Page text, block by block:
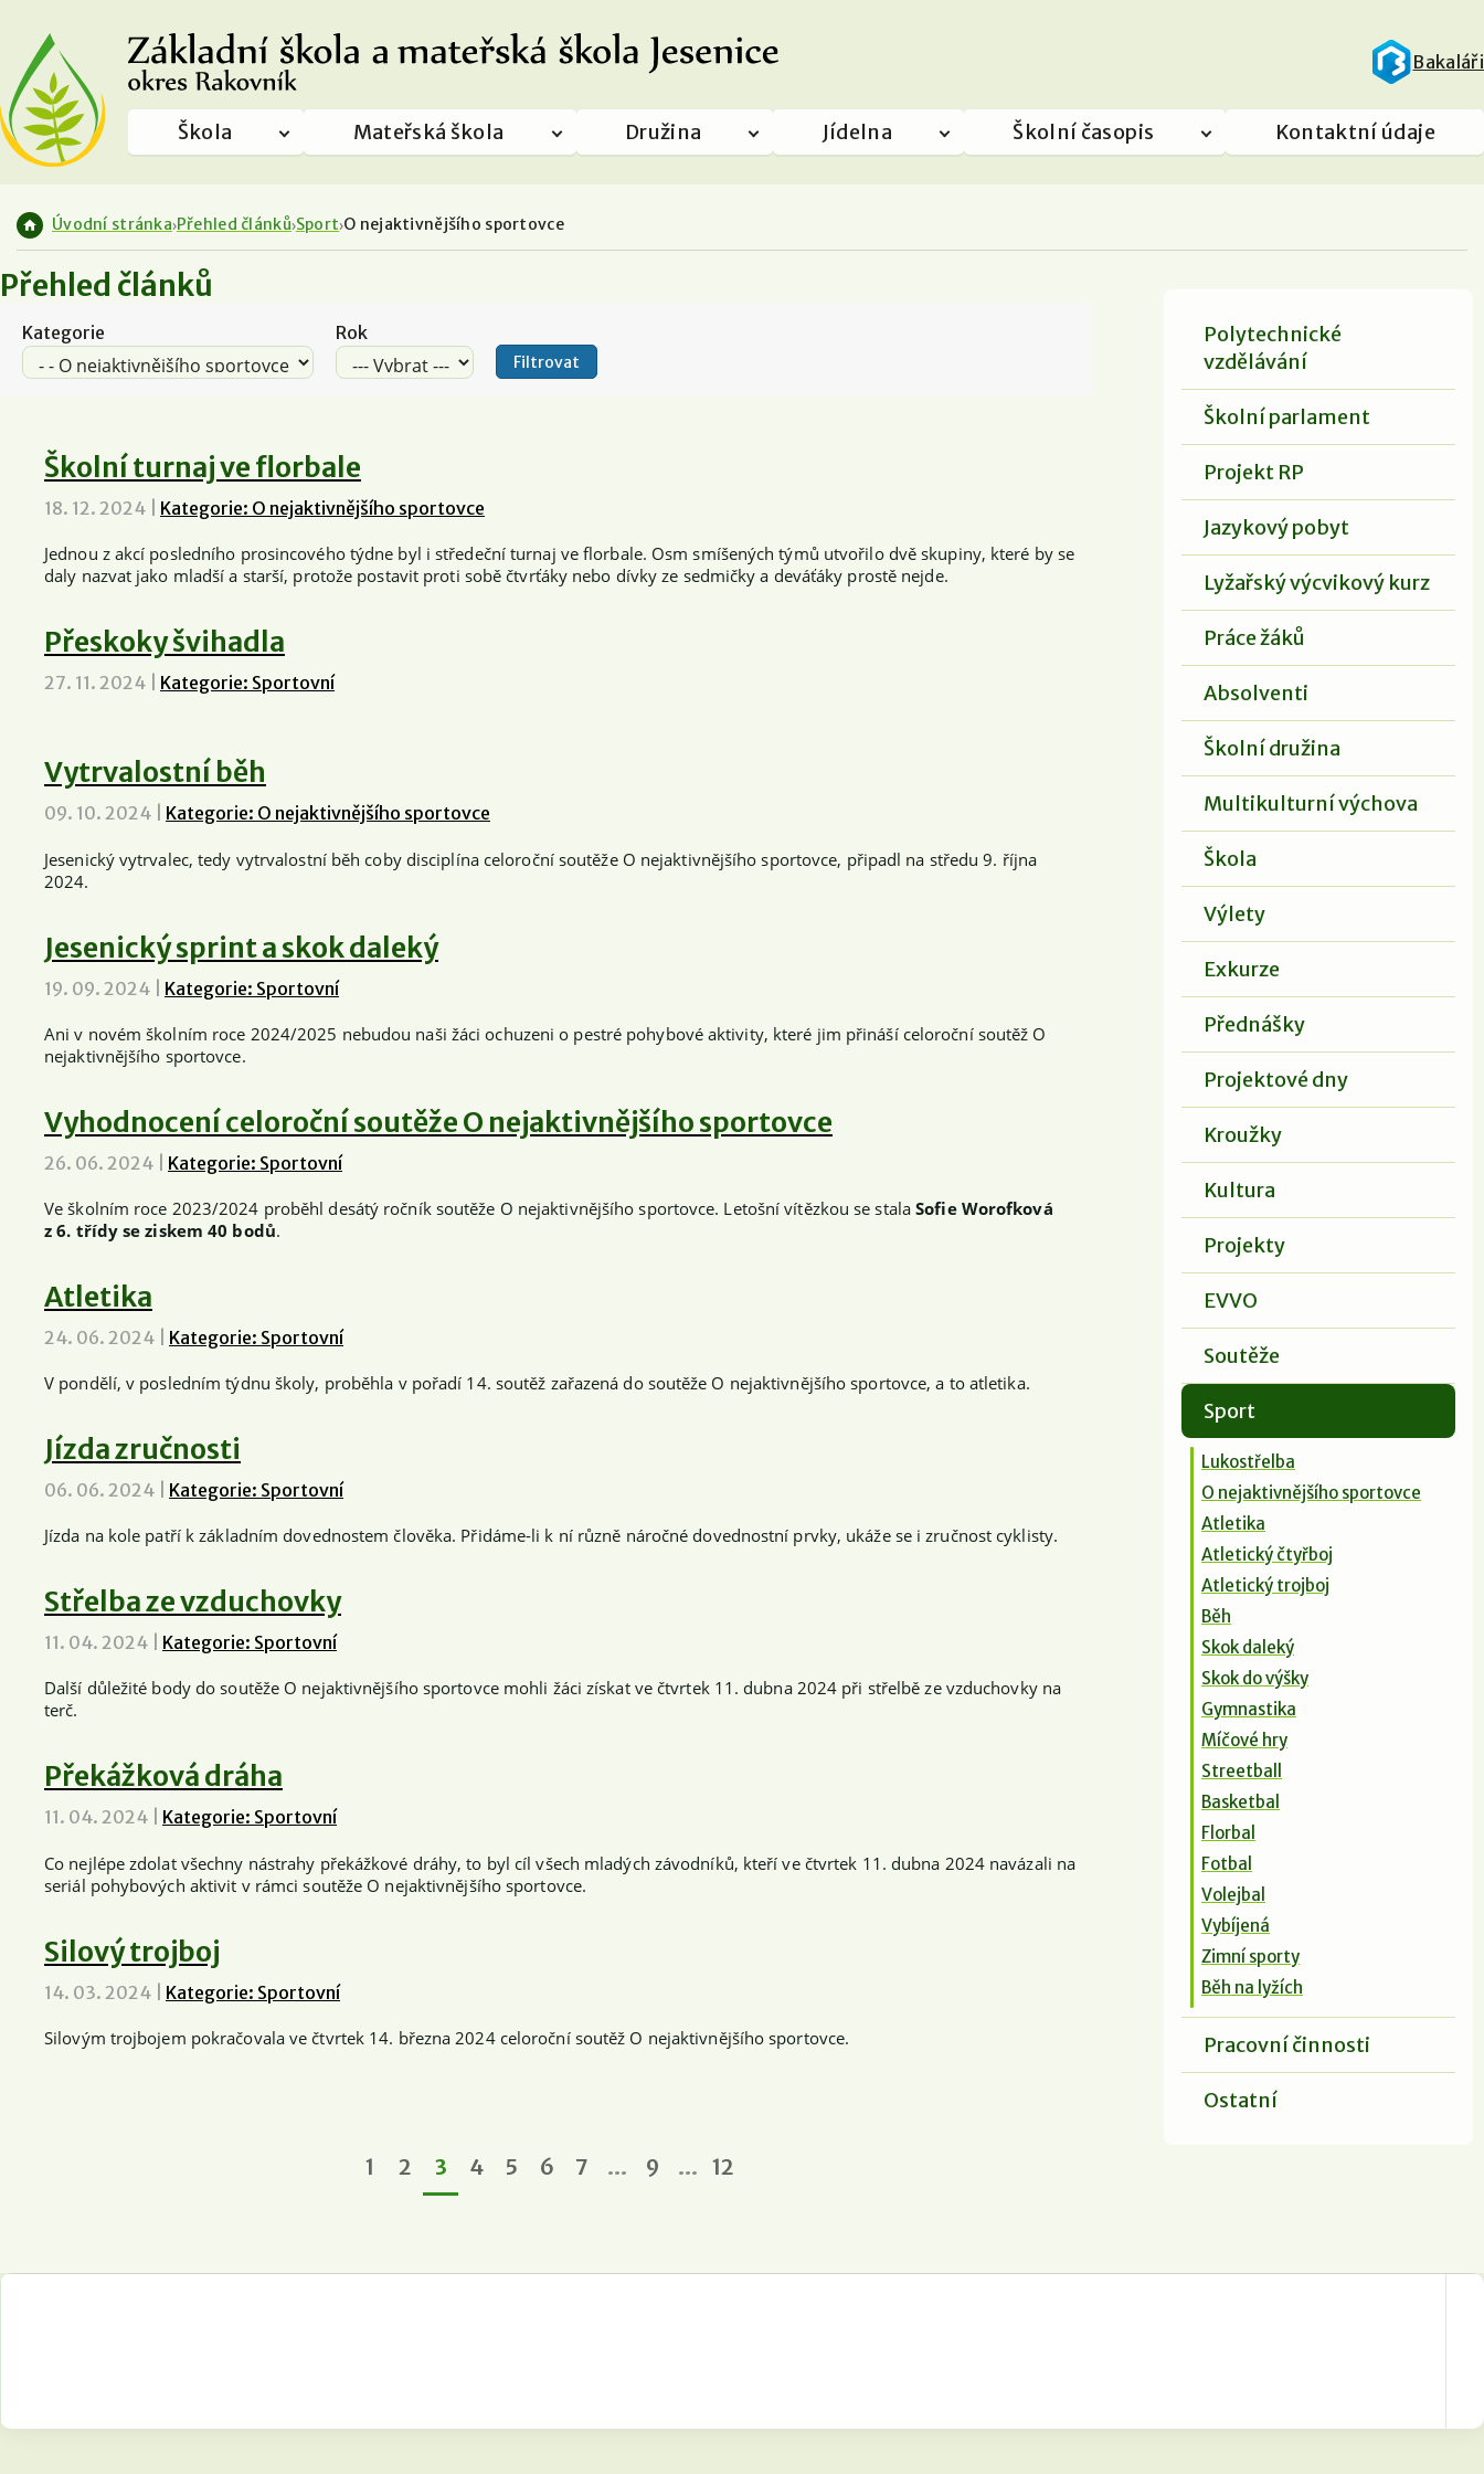
Bakaláři
Škola Mateřská škola Družina Jídelna Školní časopis Kontaktní údaje
Úvodní stránka Přehled článků Sport O nejaktivnějšího sportovce
Přehled článků
Kategorie Rok
Školní turnaj ve florbale
18. 12. 2024 Kategorie: O nejaktivnějšího sportovce
Jednou z akcí posledního prosincového týdne byl i středeční turnaj ve florbale. Osm smíšených týmů utvořilo dvě skupiny, které by se
daly nazvat jako mladší a starší, protože postavit proti sobě čtvrťáky nebo dívky ze sedmičky a deváťáky prostě nejde.
Přeskoky švihadla
27. 11. 2024 Kategorie: Sportovní
Vytrvalostní běh
09. 10. 2024 Kategorie: O nejaktivnějšího sportovce
Jesenický vytrvalec, tedy vytrvalostní běh coby disciplína celoroční soutěže O nejaktivnějšího sportovce, připadl na středu 9. října
2024.
Jesenický sprint a skok daleký
19. 09. 2024 Kategorie: Sportovní
Ani v novém školním roce 2024/2025 nebudou naši žáci ochuzeni o pestré pohybové aktivity, které jim přináší celoroční soutěž O
nejaktivnějšího sportovce.
Vyhodnocení celoroční soutěže O nejaktivnějšího sportovce
26. 06. 2024 Kategorie: Sportovní
Ve školním roce 2023/2024 proběhl desátý ročník soutěže O nejaktivnějšího sportovce. Letošní vítězkou se stalaSofie Worofková
z 6. třídy se ziskem 40 bodů.
Atletika
24. 06. 2024 Kategorie: Sportovní
V pondělí, v posledním týdnu školy, proběhla v pořadí 14. soutěž zařazená do soutěže O nejaktivnějšího sportovce, a to atletika.
Jízda zručnosti
06. 06. 2024 Kategorie: Sportovní
Jízda na kole patří k základním dovednostem člověka. Přidáme-li k ní různě náročné dovednostní prvky, ukáže se i zručnost cyklisty.
Střelba ze vzduchovky
11. 04. 2024 Kategorie: Sportovní
Další důležité body do soutěže O nejaktivnějšího sportovce mohli žáci získat ve čtvrtek 11. dubna 2024 při střelbě ze vzduchovky na
terč.
Překážková dráha
11. 04. 2024 Kategorie: Sportovní
Co nejlépe zdolat všechny nástrahy překážkové dráhy, to byl cíl všech mladých závodníků, kteří ve čtvrtek 11. dubna 2024 navázali na
seriál pohybových aktivit v rámci soutěže O nejaktivnějšího sportovce.
Silový trojboj
14. 03. 2024 Kategorie: Sportovní
Silovým trojbojem pokračovala ve čtvrtek 14. března 2024 celoroční soutěž O nejaktivnějšího sportovce.
1 2 3 4 5 6 7 … 9 … 12
Polytechnické
vzdělávání
Školní parlament
Projekt RP
Jazykový pobyt
Lyžařský výcvikový kurz
Práce žáků
Absolventi
Školní družina
Multikulturní výchova
Škola
Výlety
Exkurze
Přednášky
Projektové dny
Kroužky
Kultura
Projekty
EVVO
Soutěže
Sport
Lukostřelba
O nejaktivnějšího sportovce
Atletika
Atletický čtyřboj
Atletický trojboj
Běh
Skok daleký
Skok do výšky
Gymnastika
Míčové hry
Streetball
Basketbal
Florbal
Fotbal
Volejbal
Vybíjená
Zimní sporty
Běh na lyžích
Pracovní činnosti
Ostatní